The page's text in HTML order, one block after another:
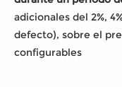
adicionales del 2%,
defecto), sobre el
configurables